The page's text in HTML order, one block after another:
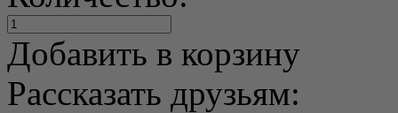
Добавить в корзину
Рассказать друзьям: